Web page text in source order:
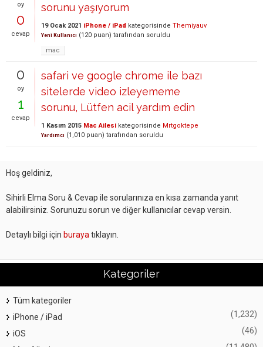
oy
0
cevap
sorunu yaşıyorum
19 Ocak 2021 iPhone / iPad kategorisinde Themiyauv
Yeni Kullanıcı (120 puan) tarafından soruldu
mac
0
oy
1
cevap
safari ve google chrome ile bazı
sitelerde video izleyememe
sorunu, Lütfen acil yardım edin
1 Kasım 2015 Mac Ailesi kategorisinde Mrtgoktepe
Yardımcı (1,010 puan) tarafından soruldu
Hoş geldiniz,
Sihirli Elma Soru & Cevap ile sorularınıza en kısa zamanda yanıt
alabilirsiniz. Sorunuzu sorun ve diğer kullanıcılar cevap versin.
Detaylı bilgi için buraya tıklayın.
Kategoriler
Tüm kategoriler
iPhone / iPad
(1,232)
iOS (46)